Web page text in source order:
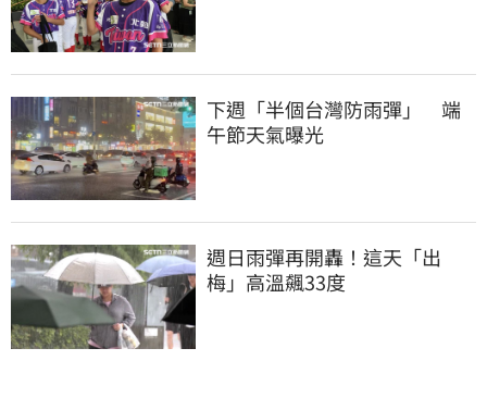
下週「半個台灣防雨彈」　端
午節天氣曝光
週日雨彈再開轟！這天「出
梅」高溫飆33度